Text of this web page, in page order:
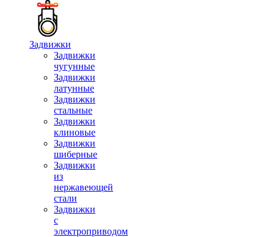
Задвижки
Задвижки
чугунные
Задвижки
латунные
Задвижки
стальные
Задвижки
клиновые
Задвижки
шиберные
Задвижки
из
нержавеющей
стали
Задвижки
с
электроприводом